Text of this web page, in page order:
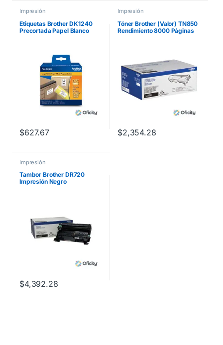
Impresión
Etiquetas Brother DK1240
Precortada Papel Blanco
$627.67
Impresión
Tóner Brother (Valor) TN850
Rendimiento 8000 Páginas
$2,354.28
Impresión
Tambor Brother DR720
Impresión Negro
$4,392.28